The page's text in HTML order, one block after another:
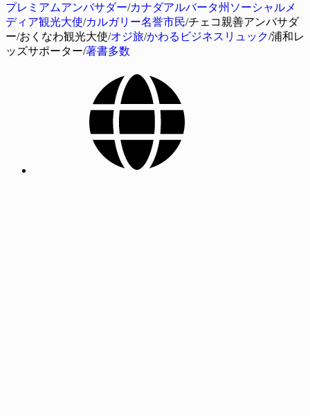
プレミアムアンバサダー/カナダアルバータ州ソーシャルメ
ディア観光大使/カルガリー名誉市民/チェコ親善アンバサダ
ー/おくなわ観光大使/オジ旅/かわるビジネスリュック/浦和レ
ッズサポーター/著書多数